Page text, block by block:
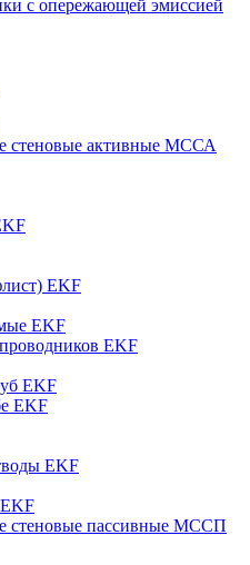
с опережающей эмиссией
стеновые активные МССА
EKF
EKF
EKF
EKF
EKF
EKF
стеновые пассивные МССП